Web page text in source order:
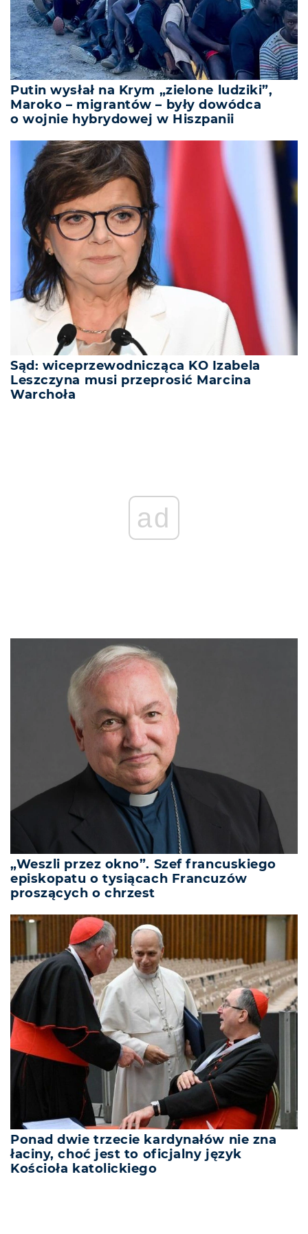
Putin wysłał na Krym „zielone ludziki”,
Maroko – migrantów – były dowódca
o wojnie hybrydowej w Hiszpanii
Sąd: wiceprzewodnicząca KO Izabela
Leszczyna musi przeprosić Marcina
Warchoła
ad
„Weszli przez okno”. Szef francuskiego
episkopatu o tysiącach Francuzów
proszących o chrzest
Ponad dwie trzecie kardynałów nie zna
łaciny, choć jest to oficjalny język
Kościoła katolickiego